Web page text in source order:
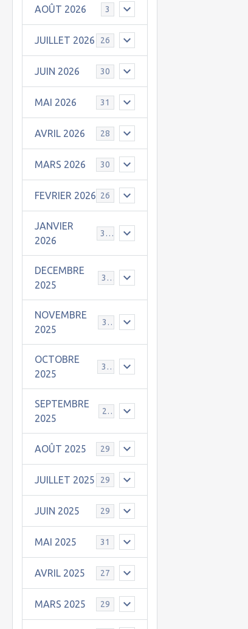
AOÛT 2026 3
JUILLET 2026 26
JUIN 2026 30
MAI 2026 31
AVRIL 2026 28
MARS 2026 30
FEVRIER 2026 26
JANVIER
2026
31
DECEMBRE
2025
30
NOVEMBRE
2025
30
OCTOBRE
2025
31
SEPTEMBRE
2025
25
AOÛT 2025 29
JUILLET 2025 29
JUIN 2025 29
MAI 2025 31
AVRIL 2025 27
MARS 2025 29